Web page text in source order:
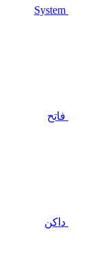
فاتح
داكن